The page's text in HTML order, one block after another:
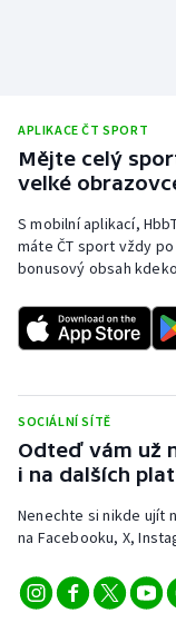
APLIKACE ČT SPORT
Mějte celý
velké
S mobilní aplikací,
máte ČT sport vždy
bonusový obsah
SOCIÁLNÍ SÍTĚ
Odteď vám už
i na dalších
Nenechte si nikde ujít
na Facebooku, X,